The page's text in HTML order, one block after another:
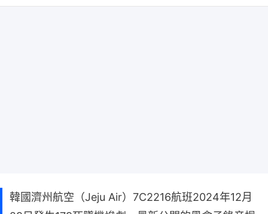
韓國濟州航空（Jeju Air）7C2216航班2024年12月